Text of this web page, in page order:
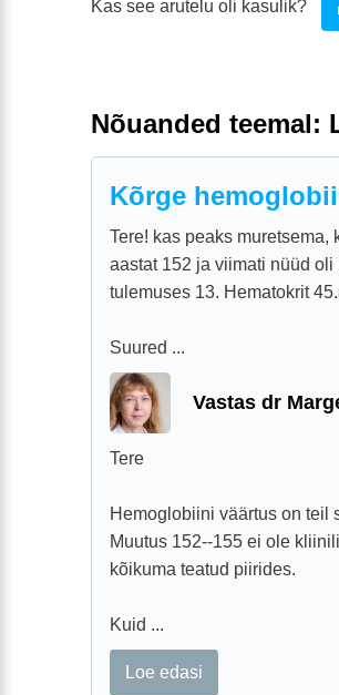
Kas see arutelu oli kasulik?
Nõuanded teemal:
Kõrge
Tere! kas peaks
aastat 152 ja viimati nüüd
tulemuses 13. Hematokrit
Suured ...
Vastas dr
Tere
Hemoglobiini väärtus on teil
Muutus 152--155 ei ole
kõikuma teatud piirides.
Kuid ...
Loe edasi